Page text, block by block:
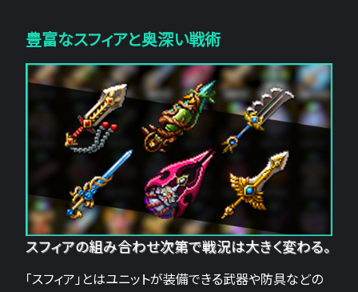
豊富なスフィアと奥深い戦術
スフィアの組み合わせ次第で戦況は大きく変わる。
「スフィア」とはユニットが装備できる武器や防具などの